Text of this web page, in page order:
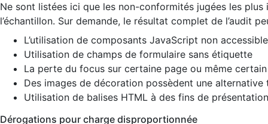
Ne sont listées ici que les non-conformités jugées les
l’échantillon. Sur demande, le résultat complet de l’audit
L’utilisation de composants JavaScript non
Utilisation de champs de formulaire sans étiquette
La perte du focus sur certaine page ou même
Des images de décoration possèdent une alternative
Utilisation de balises HTML à des fins de
Dérogations pour charge disproportionnée